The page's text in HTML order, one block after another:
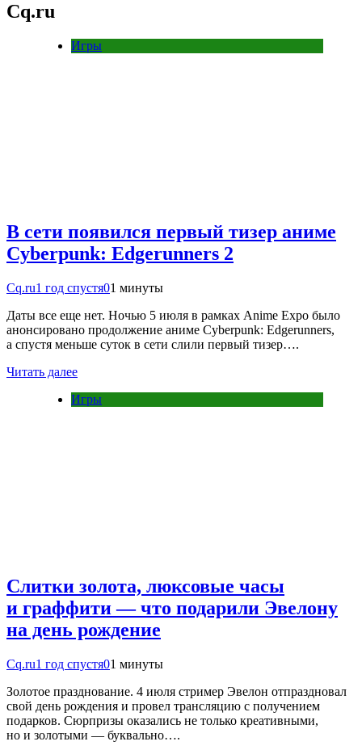
Cq.ru
Игры
В сети появился первый тизер аниме
Cyberpunk: Edgerunners 2
Cq.ru1 год спустя01 минуты
Даты все еще нет. Ночью 5 июля в рамках Anime Expo было
анонсировано продолжение аниме Cyberpunk: Edgerunners,
а спустя меньше суток в сети слили первый тизер….
Читать далее
Игры
Слитки золота, люксовые часы
и граффити — что подарили Эвелону
на день рождение
Cq.ru1 год спустя01 минуты
Золотое празднование. 4 июля стример Эвелон отпраздновал
свой день рождения и провел трансляцию с получением
подарков. Сюрпризы оказались не только креативными,
но и золотыми — буквально….